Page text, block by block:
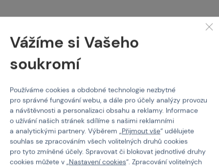
55 Kč
Vážíme si Vašeho
soukromí
Používáme cookies a obdobné technologie nezbytné
pro správné fungování webu, a dále pro účely analýzy provozu
a návštěvnosti a personalizaci obsahu a reklamy. Informace
o užívání našich stránek sdílíme s našimi reklamními
a analytickými partnery. Výběrem „Přijmout vše“ udělujete
souhlas se zpracováním všech volitelných druhů cookies
pro tyto zmíněné účely. Spravovat či blokovat jednotlivé druhy
cookies můžete v „Nastavení cookies“. Zpracování volitelných